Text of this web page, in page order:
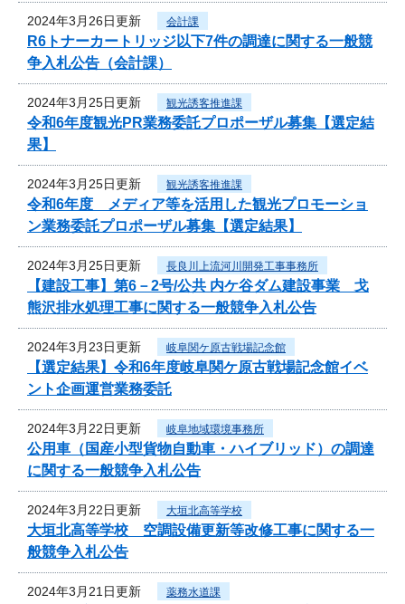
2024年3月26日更新 会計課
R6トナーカートリッジ以下7件の調達に関する一般競
争入札公告（会計課）
2024年3月25日更新 観光誘客推進課
令和6年度観光PR業務委託プロポーザル募集【選定結
果】
2024年3月25日更新 観光誘客推進課
令和6年度 メディア等を活用した観光プロモーショ
ン業務委託プロポーザル募集【選定結果】
2024年3月25日更新 長良川上流河川開発工事事務所
【建設工事】第6－2号/公共 内ケ谷ダム建設事業 戈
熊沢排水処理工事に関する一般競争入札公告
2024年3月23日更新 岐阜関ケ原古戦場記念館
【選定結果】令和6年度岐阜関ケ原古戦場記念館イベ
ント企画運営業務委託
2024年3月22日更新 岐阜地域環境事務所
公用車（国産小型貨物自動車・ハイブリッド）の調達
に関する一般競争入札公告
2024年3月22日更新 大垣北高等学校
大垣北高等学校 空調設備更新等改修工事に関する一
般競争入札公告
2024年3月21日更新 薬務水道課